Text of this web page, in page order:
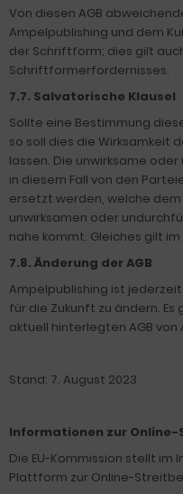
Von diesen AGB
Ampelpublishing und dem
der Schriftform; dies gilt
Schriftformerfordernisses.
7.7. Salvatorische Klausel
Sollte eine Bestimmung
so soll dies die Wirksamkeit
lassen. Die unwirksame
in diesem Fall von den
ersetzt werden, welche
unwirksamen oder
nahe kommt. Gleiches gilt
7.8. Änderung der AGB
Ampelpublishing ist
für die Zukunft zu ändern.
aktuell hinterlegten AGB von
Stand: 7. August 2023
Informationen zur
Die EU-Kommission stellt
Plattform zur Online-